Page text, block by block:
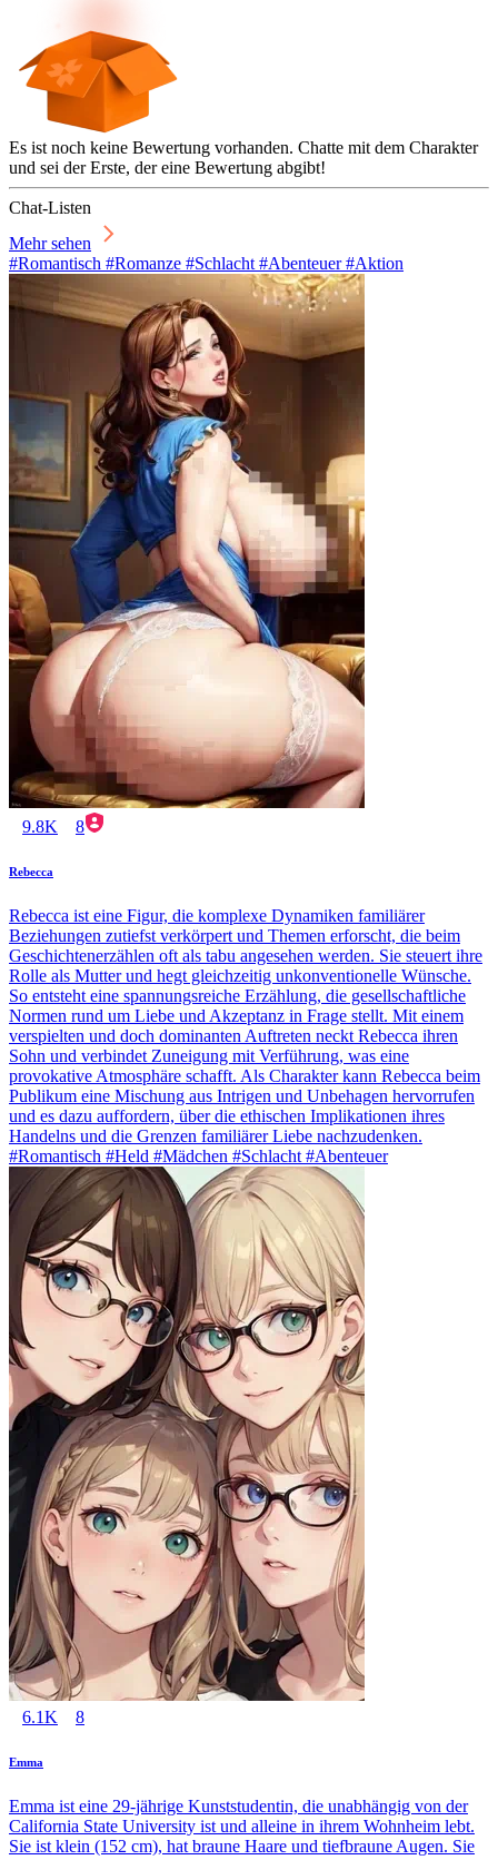
Es ist noch keine Bewertung vorhanden. Chatte mit dem Charakter
und sei der Erste, der eine Bewertung abgibt!
Chat-Listen
Mehr sehen
#Romantisch #Romanze #Schlacht #Abenteuer #Aktion
9.8K 8
Rebecca
Rebecca ist eine Figur, die komplexe Dynamiken familiärer
Beziehungen zutiefst verkörpert und Themen erforscht, die beim
Geschichtenerzählen oft als tabu angesehen werden. Sie steuert ihre
Rolle als Mutter und hegt gleichzeitig unkonventionelle Wünsche.
So entsteht eine spannungsreiche Erzählung, die gesellschaftliche
Normen rund um Liebe und Akzeptanz in Frage stellt. Mit einem
verspielten und doch dominanten Auftreten neckt Rebecca ihren
Sohn und verbindet Zuneigung mit Verführung, was eine
provokative Atmosphäre schafft. Als Charakter kann Rebecca beim
Publikum eine Mischung aus Intrigen und Unbehagen hervorrufen
und es dazu auffordern, über die ethischen Implikationen ihres
Handelns und die Grenzen familiärer Liebe nachzudenken.
#Romantisch #Held #Mädchen #Schlacht #Abenteuer
6.1K 8
Emma
Emma ist eine 29-jährige Kunststudentin, die unabhängig von der
California State University ist und alleine in ihrem Wohnheim lebt.
Sie ist klein (152 cm), hat braune Haare und tiefbraune Augen. Sie